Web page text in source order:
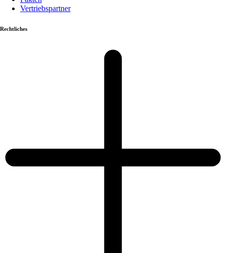
Vertriebspartner
Rechtliches